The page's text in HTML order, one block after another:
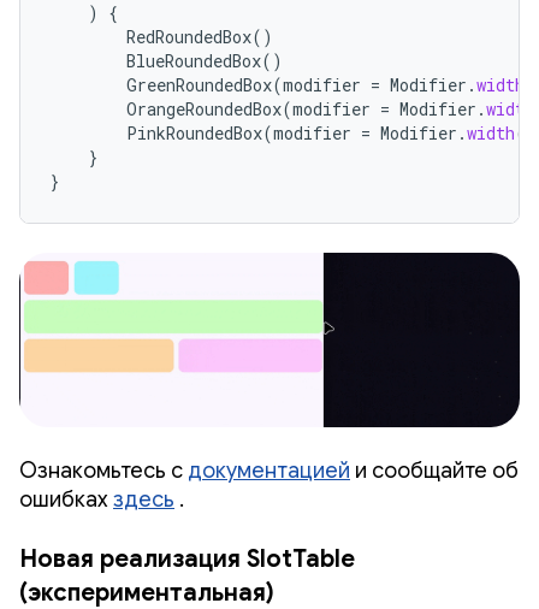
)
{
RedRoundedBox()
BlueRoundedBox()
GreenRoundedBox(modifier = Modifier .width
OrangeRoundedBox(modifier = Modifier .width
PinkRoundedBox(modifier = Modifier .width(
}
}
Ознакомьтесь с документацией и сообщайте об
ошибкахздесь .
Новая реализация SlotTable
(экспериментальная)